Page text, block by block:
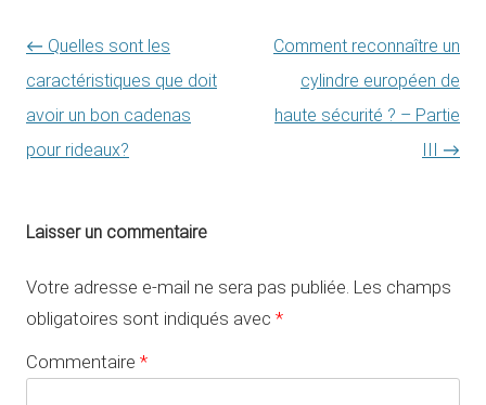
Navigation des articles
← Quelles sont les
caractéristiques que doit
avoir un bon cadenas
pour rideaux?
Comment reconnaître un
cylindre européen de
haute sécurité ? – Partie
III →
Laisser un commentaire
Votre adresse e-mail ne sera pas publiée. Les champs
obligatoires sont indiqués avec *
Commentaire *